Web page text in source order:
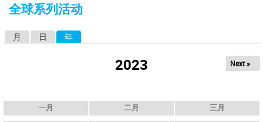
这
全球系列活动
月 日 年
2023 Next »
一月 二月 三月